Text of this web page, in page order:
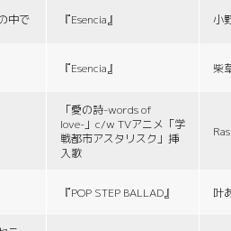
中で 『Esencia』 小
『Esencia』 柴
「愛の詩-words of
love-」c/w TVアニメ「学
戦都市アスタリスク」挿
入歌
『POP STEP BALLAD』 叶